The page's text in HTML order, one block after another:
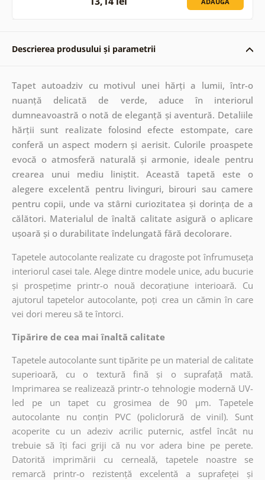
Descrierea produsului și parametrii
Tapet autoadziv cu motivul unei hărți a lumii, într-o
nuanță delicată de verde, aduce în interiorul
dumneavoastră o notă de eleganță și aventură. Detaliile
hărții sunt realizate folosind efecte estompate, care
conferă un aspect modern și aerisit. Culorile proaspete
evocă o atmosferă naturală și armonie, ideale pentru
crearea unui mediu liniștit. Această tapetă este o
alegere excelentă pentru livinguri, birouri sau camere
pentru copii, unde va stârni curiozitatea și dorința de a
călători. Materialul de înaltă calitate asigură o aplicare
ușoară și o durabilitate îndelungată fără decolorare.
Tapetele autocolante realizate cu dragoste pot înfrumuseța
interiorul casei tale. Alege dintre modele unice, adu bucurie
și prospețime printr-o nouă decorațiune interioară. Cu
ajutorul tapetelor autocolante, poți crea un cămin în care
vei dori mereu să te întorci.
Tipărire de cea mai înaltă calitate
Tapetele autocolante sunt tipărite pe un material de calitate
superioară, cu o textură fină și o suprafață mată.
Imprimarea se realizează printr-o tehnologie modernă UV-
led pe un tapet cu grosimea de 90 µm. Tapetele
autocolante nu conțin PVC (policlorură de vinil). Sunt
acoperite cu un adeziv acrilic puternic, astfel încât nu
trebuie să îți faci griji că nu vor adera bine pe perete.
Datorită imprimării cu cerneală, tapetele noastre se
remarcă printr-o rezistență excelentă a suprafeței și